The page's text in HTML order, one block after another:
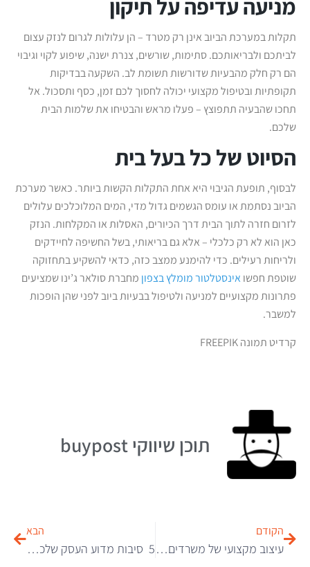
מניעה עדיפה על תיקון
תקלות במערכת הביוב אינן רק מטרד – הן עלולות לגרום לנזק עצום
לביתכם ולבריאותכם. סתימות, שורשים, צנרת ישנה, שיפוע לקוי וגיבוי
הם רק חלק מהבעיות שדורשות תשומת לב. השקעה בבדיקות
תקופתיות ובטיפול מקצועי יכולה לחסוך לכם זמן, כסף ותסכול. אל
תחכו שהבעיה תתפוצץ – פעלו מראש והבטיחו את שלמות הבית
שלכם.
הסיוט של כל בעל בית
לבסוף, תופעת הגיבוי היא אחת התקלות הקשות ביותר. כאשר מערכת
הביוב נסתמת או עומס הגשמים גדול מדי, המים המלוכלכים עלולים
לזרום חזרה לתוך הבית דרך הכיורים, האסלות או המקלחות. הנזק
כאן הוא לא רק כלכלי – אלא גם בריאותי, בשל החשיפה לחיידקים
ולריחות רעילים. כדי להימנע ממצב כזה, כדאי להשקיע בתחזוקה
שוטפת חפשואינסטלטור מומלץ בצפוןמחברת סולאר ג’ינו שמציעים
פתרונות מקצועיים למניעה ולטיפול בבעיות ביוב לפני שהן הופכות
למשבר.
קרדיט תמונה FREEPIK
תוכן שיווקי buypost
הקודם
עיצוב מקצועי של משרדים: השפעת הריהוט וחלל הפנים על סביבת העבודה
הבא
5 סיבות מדוע העסק שלכם זקוק לדחסנית אשפה